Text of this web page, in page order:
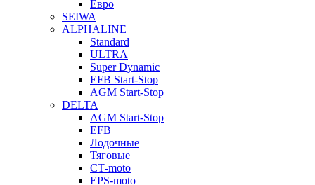
Евро
SEIWA
ALPHALINE
Standard
ULTRA
Super Dynamic
EFB Start-Stop
AGM Start-Stop
DELTA
AGM Start-Stop
EFB
Лодочные
Тяговые
СТ-moto
EPS-moto